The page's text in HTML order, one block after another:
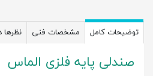
توضیحات کامل مشخصات فنی نظرها
صندلی پایه فلزی الماس